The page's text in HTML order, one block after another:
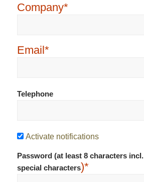
Company*
Email*
Telephone
Activate notifications
Password (at least 8 characters incl.
special characters)*